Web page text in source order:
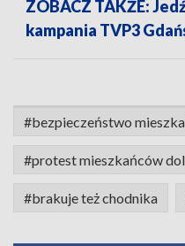
ZOBACZ TAKŻE:
kampania TVP3
#bezpieczeństwo
#protest mieszkańców
#brakuje też chodnika